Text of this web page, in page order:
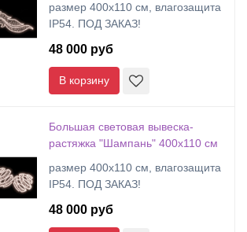
размер 400х110 см, влагозащита
IP54. ПОД ЗАКАЗ!
48 000 руб
В корзину
Большая световая вывеска-
растяжка "Шампань" 400х110 см
размер 400х110 см, влагозащита
IP54. ПОД ЗАКАЗ!
48 000 руб